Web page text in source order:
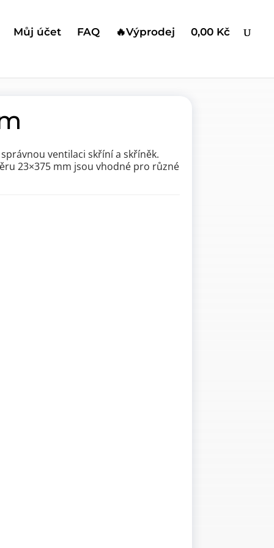
Můj účet FAQ 🔥Výprodej 0,00 Kč
ventilaci skříní a skříněk.
23×375 mm jsou vhodné pro různé